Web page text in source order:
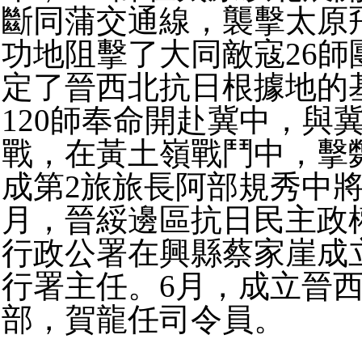
斷同蒲交通線，襲擊太原
功地阻擊了大同敵寇26師
定了晉西北抗日根據地的
120師奉命開赴冀中，與
戰，在黃土嶺戰鬥中，擊
成第2旅旅長阿部規秀中
月，晉綏邊區抗日民主
行政公署在興縣蔡家崖成
行署主任。6月，成立晉
部，賀龍任司令員。